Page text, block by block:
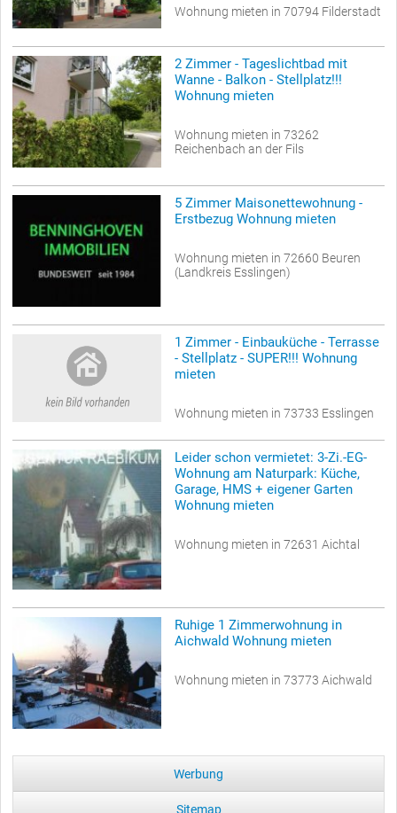
Wohnung mieten in 70794 Filderstadt
2 Zimmer - Tageslichtbad mit
Wanne - Balkon - Stellplatz!!!
Wohnung mieten
Wohnung mieten in 73262
Reichenbach an der Fils
5 Zimmer Maisonettewohnung -
Erstbezug Wohnung mieten
Wohnung mieten in 72660 Beuren
(Landkreis Esslingen)
1 Zimmer - Einbauküche - Terrasse
- Stellplatz - SUPER!!! Wohnung
mieten
Wohnung mieten in 73733 Esslingen
Leider schon vermietet: 3-Zi.-EG-
Wohnung am Naturpark: Küche,
Garage, HMS + eigener Garten
Wohnung mieten
Wohnung mieten in 72631 Aichtal
Ruhige 1 Zimmerwohnung in
Aichwald Wohnung mieten
Wohnung mieten in 73773 Aichwald
Werbung
Sitemap